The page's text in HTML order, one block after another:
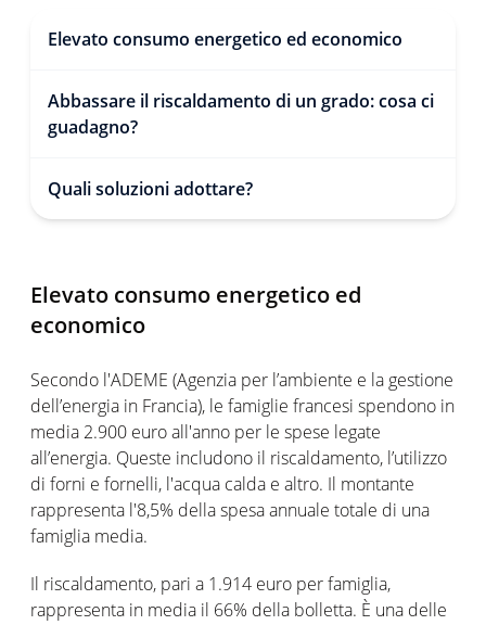
Elevato consumo energetico ed economico
Abbassare il riscaldamento di un grado: cosa ci
guadagno?
Quali soluzioni adottare?
Elevato consumo energetico ed
economico
Secondo l'ADEME (Agenzia per l’ambiente e la gestione
dell’energia in Francia), le famiglie francesi spendono in
media 2.900 euro all'anno per le spese legate
all’energia. Queste includono il riscaldamento, l’utilizzo
di forni e fornelli, l'acqua calda e altro. Il montante
rappresenta l'8,5% della spesa annuale totale di una
famiglia media.
Il riscaldamento, pari a 1.914 euro per famiglia,
rappresenta in media il 66% della bolletta. È una delle